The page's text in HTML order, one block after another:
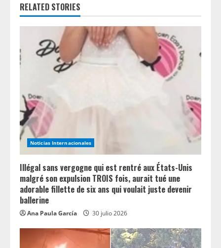
e
R
e
a
d
i
n
g
RELATED STORIES
Noticias Internacionales
Illégal sans vergogne qui est rentré aux États-Unis
malgré son expulsion TROIS fois, aurait tué une
adorable fillette de six ans qui voulait juste devenir
ballerine
Ana Paula García 30 julio 2026